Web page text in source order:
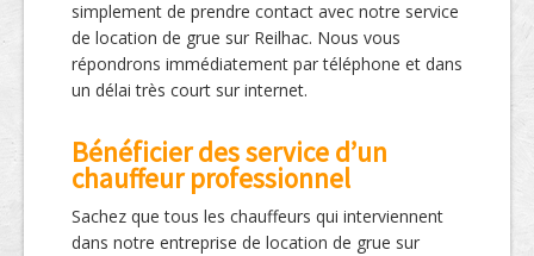
simplement de prendre contact avec notre service
de location de grue sur Reilhac. Nous vous
répondrons immédiatement par téléphone et dans
un délai très court sur internet.
Bénéficier des service d’un
chauffeur professionnel
Sachez que tous les chauffeurs qui interviennent
dans notre entreprise de location de grue sur